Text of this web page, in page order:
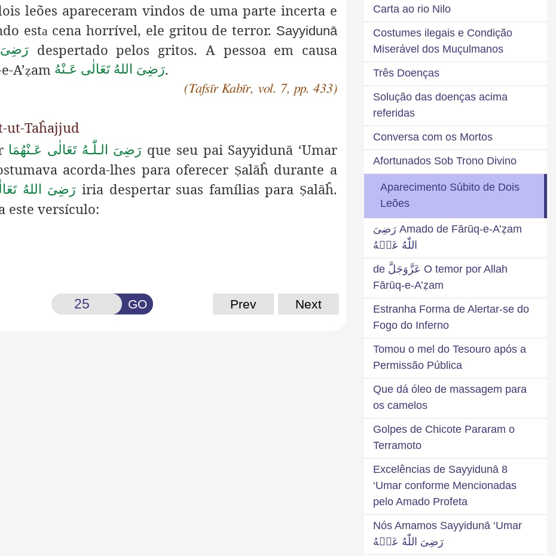
leões apareceram vindos de uma parte incerta e
esta cena horrível, ele gritou de terror. Sayyidunā
رَضِىَ despertado pelos gritos. A pessoa em causa
A’ẓam رَضِىَ اللهُ تَعَالٰی عَـنْهُ.
(Tafsīr Kabīr, vol. 7, pp. 433)
ut-Taĥajjud
رَضِیَ الـلّٰـهُ تَعَالٰی عَـنْهُمَا que seu pai Sayyidunā ‘Umar
acorda-lhes para oferecer Ṣalāĥ durante a
رَضِىَ اللهُ iria despertar suas famílias para Ṣalāĥ.
este versículo:
GO Prev Next
Carta ao rio Nilo
Costumes ilegais e Condição
Miserável dos Muçulmanos
Três Doenças
Solução das doenças acima
referidas
Conversa com os Mortos
Afortunados Sob Trono Divino
Aparecimento Súbito de Dois
Leões
Amado de Fārūq-e-A’ẓam رَضِىَ
اللّٰهُ عَنۡهُ
O temor por Allah عَزَّوَجَلَّ de
Fārūq-e-A’ẓam
Estranha Forma de Alertar-se do
Fogo do Inferno
Tomou o mel do Tesouro após a
Permissão Pública
Que dá óleo de massagem para
os camelos
Golpes de Chicote Pararam o
Terramoto
8 Excelências de Sayyidunā
‘Umar conforme Mencionadas
pelo Amado Profeta
Nós Amamos Sayyidunā ‘Umar
رَضِىَ اللّٰهُ عَنۡهُ